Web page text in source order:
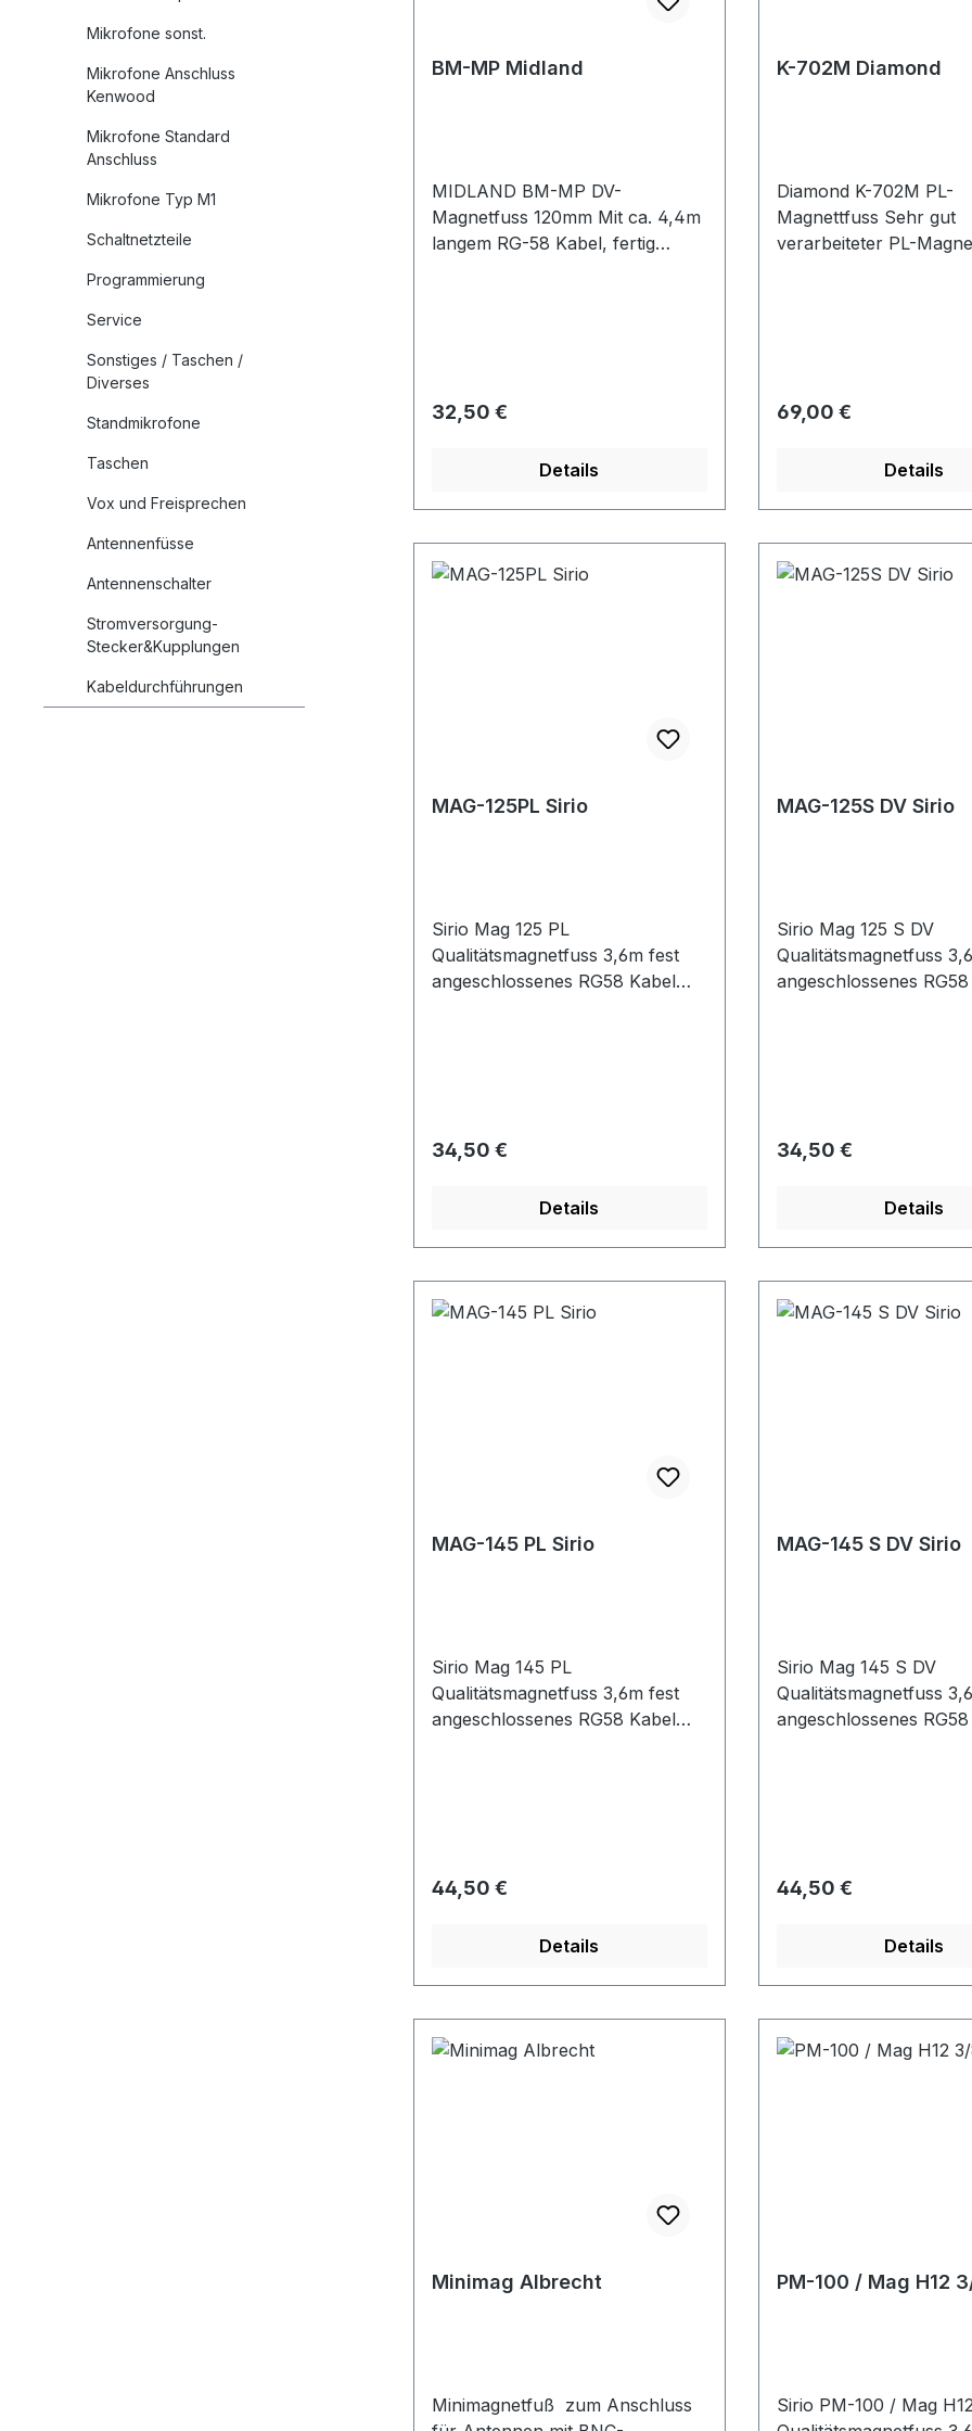
Mikrofone sonst.
Mikrofone Anschluss
Kenwood
Mikrofone Standard
Anschluss
Mikrofone Typ M1
Schaltnetzteile
Programmierung
Service
Sonstiges / Taschen /
Diverses
Standmikrofone
Taschen
Vox und Freisprechen
Antennenfüsse
Antennenschalter
Stromversorgung-
Stecker&Kupplungen
Kabeldurchführungen
BM-MP Midland
MIDLAND BM-MP DV-
Magnetfuss 120mm Mit ca. 4,4m
langem RG-58 Kabel, fertig
Regulärer Preis:
32,50 €
Details
K-702M Diamond
Diamond K-702M PL-
Magnettfuss Sehr gut
verarbeiteter PL-
Technische Daten: Durchmesser:
160mm Gewicht: ca.
Anschluss: PL
Regulärer Preis:
69,00 €
Details
MAG-125PL Sirio
Sirio Mag 125 PL
Qualitätsmagnetfuss 3,6m fest
angeschlossenes RG58 Kabel
Regulärer Preis:
34,50 €
Details
MAG-125S DV Sirio
Sirio Mag 125 S DV
Qualitätsmagnetfuss
angeschlossenes
Regulärer Preis:
34,50 €
Details
MAG-145 PL Sirio
Sirio Mag 145 PL
Qualitätsmagnetfuss 3,6m fest
angeschlossenes RG58 Kabel
Regulärer Preis:
44,50 €
Details
MAG-145 S DV Sirio
Sirio Mag 145 S DV
Qualitätsmagnetfuss
angeschlossenes
Regulärer Preis:
44,50 €
Details
Minimag Albrecht
Minimagnetfuß zum Anschluss
PM-100 / Mag H12
Sirio PM-100 / Mag